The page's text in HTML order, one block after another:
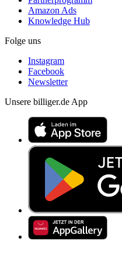
Amazon Ads
Knowledge Hub
Folge uns
Instagram
Facebook
Newsletter
Unsere billiger.de App